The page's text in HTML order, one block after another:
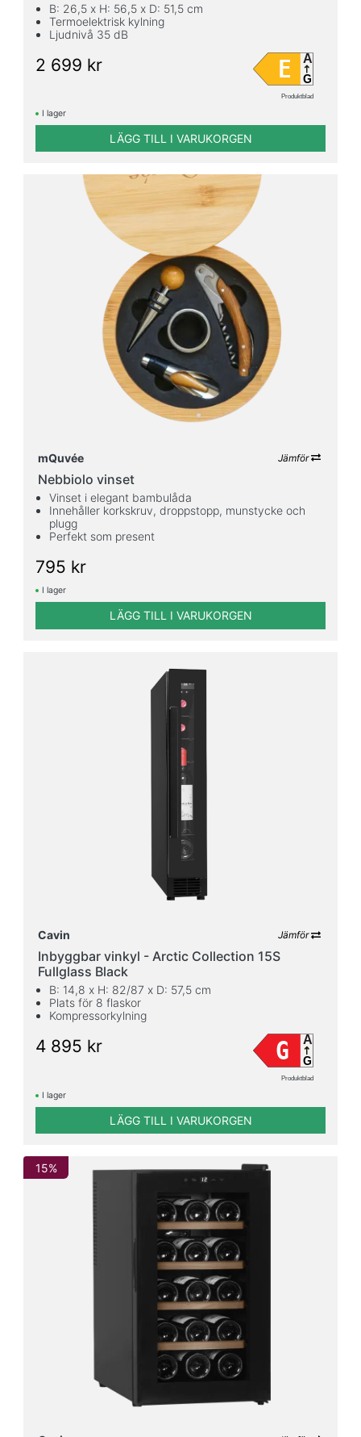
B: 26,5 x H: 56,5 x D: 51,5 cm
Termoelektrisk kylning
Ljudnivå 35 dB
2 699 kr E A
G
Produktblad
I lager
LÄGG TILL I VARUKORGEN
mQuvée Jämför
Nebbiolo vinset
Vinset i elegant bambulåda
Innehåller korkskruv, droppstopp, munstycke och
plugg
Perfekt som present
795 kr
I lager
LÄGG TILL I VARUKORGEN
Cavin Jämför
Inbyggbar vinkyl - Arctic Collection 15S
Fullglass Black
B: 14,8 x H: 82/87 x D: 57,5 cm
Plats för 8 flaskor
Kompressorkylning
4 895 kr G A
G
Produktblad
I lager
LÄGG TILL I VARUKORGEN
15%